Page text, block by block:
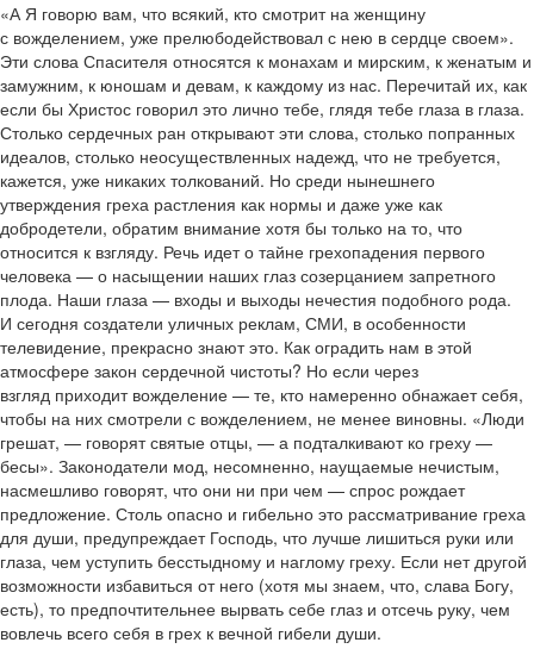
«А Я говорю вам, что всякий, кто смотрит на женщину
с вожделением, уже прелюбодействовал с нею в сердце своем».
Эти слова Спасителя относятся к монахам и мирским, к женатым и
замужним, к юношам и девам, к каждому из нас. Перечитай их, как
если бы Христос говорил это лично тебе, глядя тебе глаза в глаза.
Столько сердечных ран открывают эти слова, столько попранных
идеалов, столько неосуществленных надежд, что не требуется,
кажется, уже никаких толкований. Но среди нынешнего
утверждения греха растления как нормы и даже уже как
добродетели, обратим внимание хотя бы только на то, что
относится к взгляду. Речь идет о тайне грехопадения первого
человека — о насыщении наших глаз созерцанием запретного
плода. Наши глаза — входы и выходы нечестия подобного рода.
И сегодня создатели уличных реклам, СМИ, в особенности
телевидение, прекрасно знают это. Как оградить нам в этой
атмосфере закон сердечной чистоты? Но если через
взгляд приходит вожделение — те, кто намеренно обнажает себя,
чтобы на них смотрели с вожделением, не менее виновны. «Люди
грешат, — говорят святые отцы, — а подталкивают ко греху —
бесы». Законодатели мод, несомненно, наущаемые нечистым,
насмешливо говорят, что они ни при чем — спрос рождает
предложение. Столь опасно и гибельно это рассматривание греха
для души, предупреждает Господь, что лучше лишиться руки или
глаза, чем уступить бесстыдному и наглому греху. Если нет другой
возможности избавиться от него (хотя мы знаем, что, слава Богу,
есть), то предпочтительнее вырвать себе глаз и отсечь руку, чем
вовлечь всего себя в грех к вечной гибели души.